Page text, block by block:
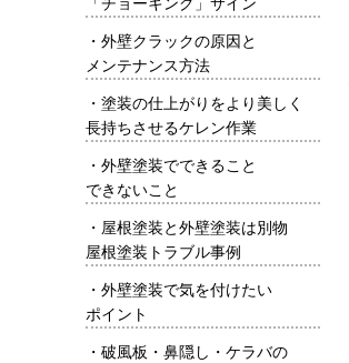
「チョーキング」サイン
・ 外壁クラックの原因と
メンテナンス方法
・ 塗装の仕上がりをより美しく
長持ちさせるケレン作業
・ 外壁塗装でできること
できないこと
・ 屋根塗装と外壁塗装は別物
屋根塗装トラブル事例
・ 外壁塗装で気を付けたい
ポイント
・ 破風板・鼻隠し・ケラバの